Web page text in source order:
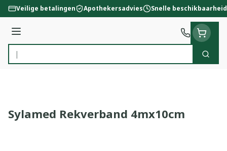
Ga naar de inhoud
Veilige betalingen Apothekersadvies Snelle beschikbaarheid
Menu
Product, merk, categorie...
Zoek
Sylamed Rekverband 4mx10cm